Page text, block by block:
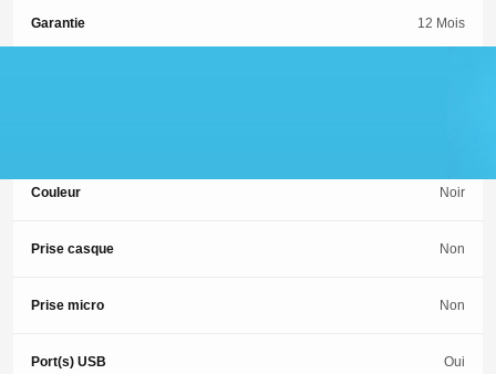
Garantie 12 Mois
Couleur Noir
Prise casque Non
Prise micro Non
Port(s) USB Oui